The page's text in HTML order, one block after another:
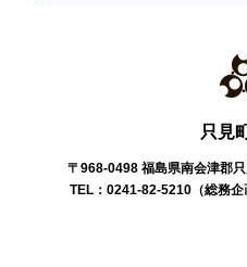
只見
〒968-0498 福島県南会津郡
TEL：0241-82-5210（総務